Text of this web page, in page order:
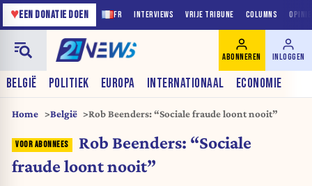
FR INTERVIEWS VRIJE TRIBUNE COLUMNS
♥EEN DONATIE DOEN
BELGIË POLITIEK EUROPA INTERNATIONAAL ECONOMIE
ABONNEREN INLOGGEN
Home België Rob Beenders: “Sociale fraude loont nooit”
Rob Beenders: “Sociale
fraude loont nooit”